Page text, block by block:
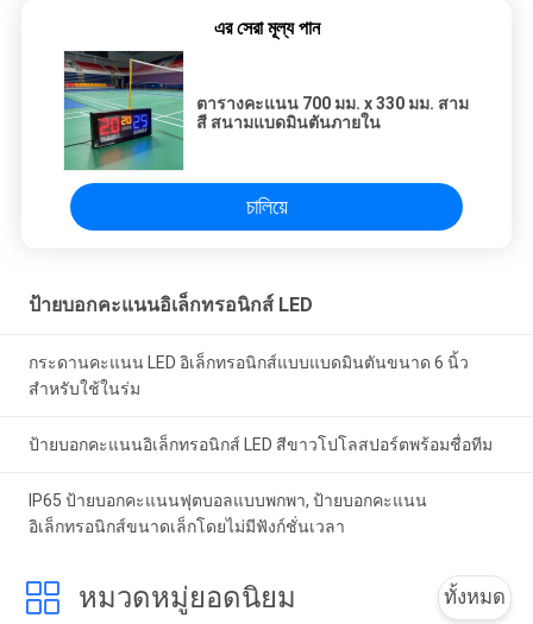
এর সেরা মূল্য পান
ตารางคะแนน 700 มม. x 330 มม. สาม
สี สนามแบดมินตันภายใน
চালিয়ে
ป้ายบอกคะแนนอิเล็กทรอนิกส์ LED
กระดานคะแนน LED อิเล็กทรอนิกส์แบบแบดมินตันขนาด 6 นิ้ว
สำหรับใช้ในร่ม
ป้ายบอกคะแนนอิเล็กทรอนิกส์ LED สีขาวโปโลสปอร์ตพร้อมชื่อทีม
IP65 ป้ายบอกคะแนนฟุตบอลแบบพกพา, ป้ายบอกคะแนน
อิเล็กทรอนิกส์ขนาดเล็กโดยไม่มีฟังก์ชั่นเวลา
หมวดหมู่ยอดนิยม ทั้งหมด